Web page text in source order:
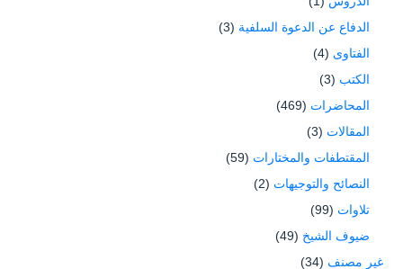
الدفاع عن الدعوة السلفية (3)
الفتاوى (4)
الكتب (3)
المحاضرات (469)
المقالات (3)
المقتطفات والمختارات (59)
النصائح والتوجيهات (2)
تلاوات (99)
ضيوف الشيخ (49)
غير مصنف (34)